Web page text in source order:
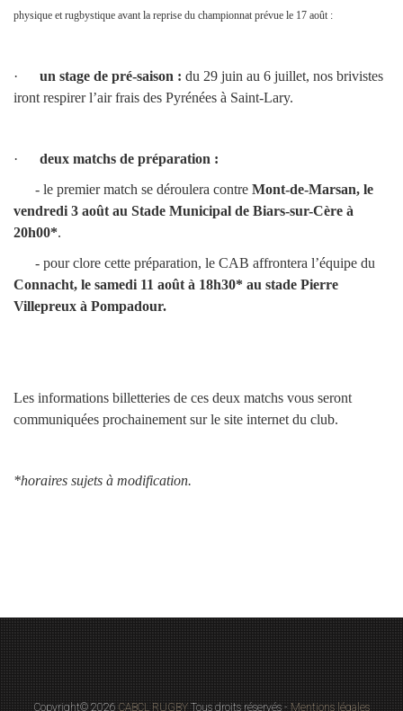
physique et rugbystique avant la reprise du championnat prévue le 17 août :
· un stage de pré-saison : du 29 juin au 6 juillet, nos brivistes
iront respirer l’air frais des Pyrénées à Saint-Lary.
·
deux matchs de préparation :
- le premier match se déroulera contre Mont-de-Marsan, le
vendredi 3 août au Stade Municipal de Biars-sur-Cère à
20h00*.
- pour clore cette préparation, le CAB affrontera l’équipe du
Connacht, le samedi 11 août à 18h30* au stade Pierre
Villepreux à Pompadour.
Les informations billetteries de ces deux matchs vous seront
communiquées prochainement sur le site internet du club.
*horaires sujets à modification.
Copyright© 2026 CABCL RUGBYTous droits réservés - Mentions légales